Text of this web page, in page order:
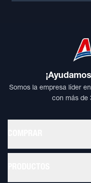
Somos la empresa líder
con más de